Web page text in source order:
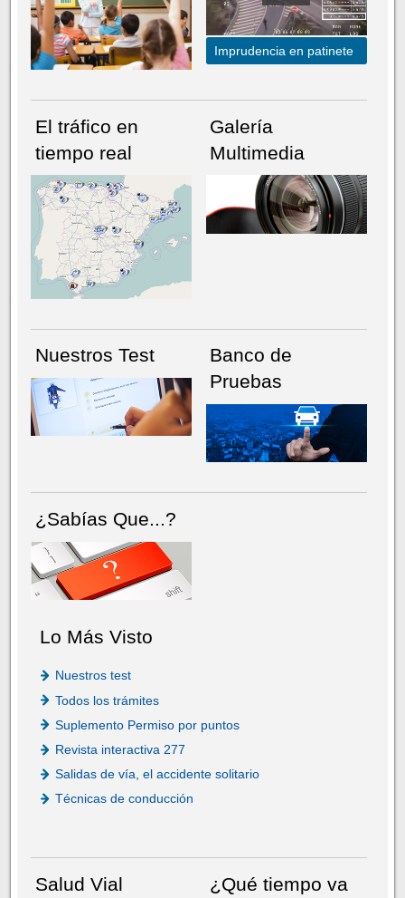
NÚMERO ACTUALHEMEROTECA
Imprudencia en patinete
El tráfico en
tiempo real
Galería
Multimedia
Nuestros Test
Banco de
Pruebas
¿Sabías Que...?
Lo Más Visto
Nuestros test
Todos los trámites
Suplemento Permiso por puntos
Revista interactiva 277
Salidas de vía, el accidente solitario
Técnicas de conducción
Salud Vial
¿Qué tiempo va